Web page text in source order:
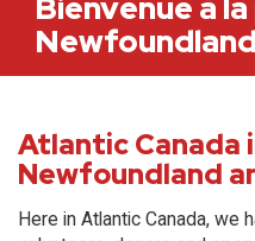
Bienvenue à
Atlantic Canada
Newfoundland
Here in Atlantic Canada, we